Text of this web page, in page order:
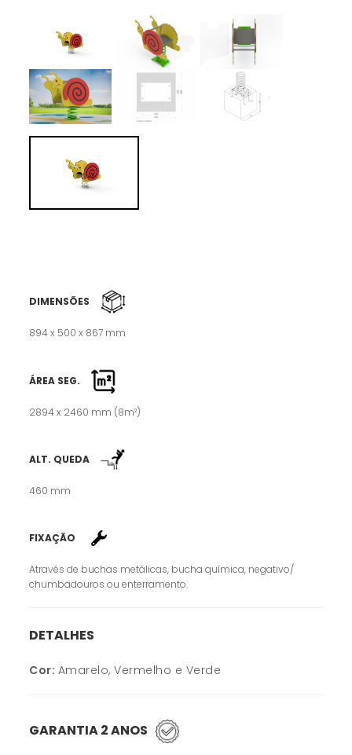
DIMENSÕES
894 x 500 x 867 mm
ÁREA SEG.
2894 x 2460 mm (8m²)
ALT. QUEDA
460 mm
FIXAÇÃO
Através de buchas metálicas, bucha química, negativo/
chumbadouros ou enterramento.
DETALHES
Cor: Amarelo, Vermelho e Verde
GARANTIA 2 ANOS